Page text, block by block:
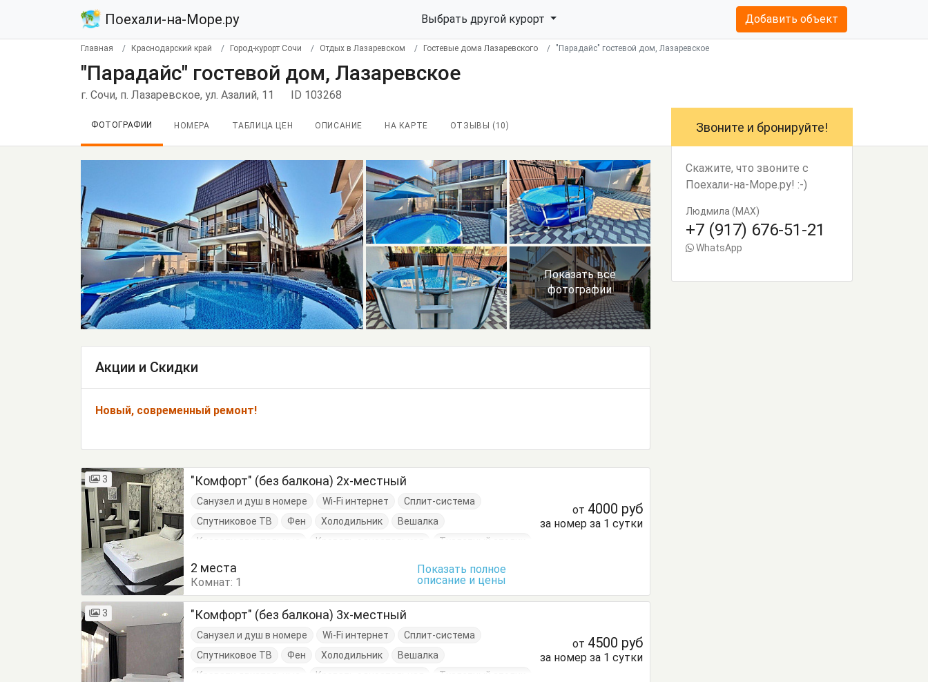
Поехали-на-Море.ру Выбрать другой курорт Добавить объект
Главная Краснодарский край Город-курорт Сочи Отдых в Лазаревском Гостевые дома Лазаревского "Парадайс" гостевой дом, Лазаревское
"Парадайс" гостевой дом, Лазаревское
г. Сочи, п. Лазаревское, ул. Азалий, 11 ID 103268
ФОТОГРАФИИ НОМЕРА ТАБЛИЦА ЦЕН ОПИСАНИЕ НА КАРТЕ ОТЗЫВЫ ( 10)
Показать все
фотографии
Акции и Скидки
Новый, современный ремонт!
3 "Комфорт" (без балкона) 2х-местный
Санузел и душ в номере Wi-Fi интернет
Сплит-система
Спутниковое ТВ
Фен Холодильник
Вешалка
Кровати двуспальные
Кровать односпальная
Туалетный столик
от 4000 руб
за номер за 1 сутки
2 места
Комнат: 1
Показать полное
описание и цены
3 "Комфорт" (без балкона) 3х-местный
Санузел и душ в номере Wi-Fi интернет
Сплит-система
Спутниковое ТВ
Фен Холодильник
Вешалка
Кровати двуспальные
Кровать односпальная
Туалетный столик
от 4500 руб
за номер за 1 сутки
Звоните и бронируйте!
Скажите, что звоните с
Поехали-на-Море.ру! :-)
Людмила (MAX)
+7 (917) 676-51-21
WhatsApp